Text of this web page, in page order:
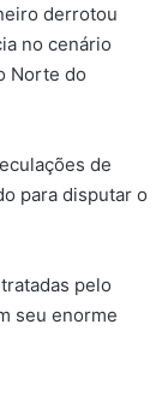
derrotou
no cenário
Norte do
de
para disputar o
pelo
seu enorme